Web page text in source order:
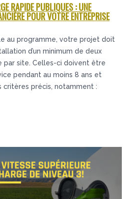
RAPIDE PUBLIQUES : UNE
POUR VOTRE ENTREPRISE
au programme, votre projet doit
d’un minimum de deux
par site. Celles-ci doivent être
pendant au moins 8 ans et
critères précis, notamment :